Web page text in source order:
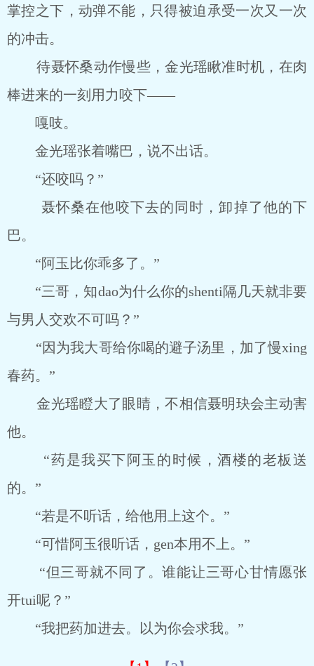
掌控之下，动弹不能，只得被迫承受一次又一次
的冲击。
待聂怀桑动作慢些，金光瑶瞅准时机，在肉
棒进来的一刻用力咬下——
嘎吱。
金光瑶张着嘴巴，说不出话。
“还咬吗？”
聂怀桑在他咬下去的同时，卸掉了他的下
巴。
“阿玉比你乖多了。”
“三哥，知dao为什么你的shenti隔几天就非要
与男人交欢不可吗？”
“因为我大哥给你喝的避子汤里，加了慢xing
春药。”
金光瑶瞪大了眼睛，不相信聂明玦会主动害
他。
“药是我买下阿玉的时候，酒楼的老板送
的。”
“若是不听话，给他用上这个。”
“可惜阿玉很听话，gen本用不上。”
“但三哥就不同了。谁能让三哥心甘情愿张
开tui呢？”
“我把药加进去。以为你会求我。”